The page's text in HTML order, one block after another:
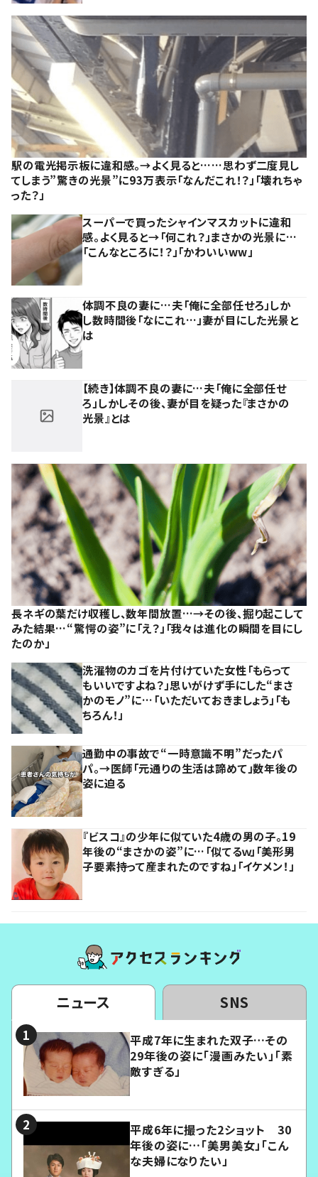
駅の電光掲示板に違和感。→よく見ると……思わず二度見し
てしまう”驚きの光景”に93万表示「なんだこれ！？」「壊れちゃ
った？」
スーパーで買ったシャインマスカットに違和
感。よく見ると→「何これ？」まさかの光景に…
「こんなところに！？」「かわいいww」
体調不良の妻に…夫「俺に全部任せろ」しか
し数時間後「なにこれ…」妻が目にした光景と
は
【続き】体調不良の妻に…夫「俺に全部任せ
ろ」しかしその後、妻が目を疑った『まさかの
光景』とは
長ネギの葉だけ収穫し、数年間放置…→その後、掘り起こして
みた結果…“驚愕の姿”に「え？」「我々は進化の瞬間を目にし
たのか」
洗濯物のカゴを片付けていた女性「もらって
もいいですよね？」思いがけず手にした“まさ
かのモノ”に…「いただいておきましょう」「も
ちろん！」
通勤中の事故で“一時意識不明”だったパ
パ。→医師「元通りの生活は諦めて」数年後の
姿に迫る
『ビスコ』の少年に似ていた4歳の男の子。19
年後の“まさかの姿”に…「似てるｗ」「美形男
子要素持って産まれたのですね」「イケメン！」
ニュース SNS
平成7年に生まれた双子…その
29年後の姿に「漫画みたい」「素
敵すぎる」
平成6年に撮った2ショット 30
年後の姿に…「美男美女」「こん
な夫婦になりたい」